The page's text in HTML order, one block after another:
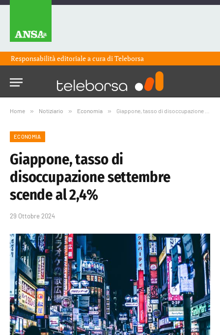
Responsabilità editoriale a cura diTeleborsa
Home » Notiziario » Economia » Giappone, tasso di disoccupazione settembre scende al 2,4%
ECONOMIA
Giappone, tasso di
disoccupazione settembre
scende al 2,4%
29 Ottobre 2024